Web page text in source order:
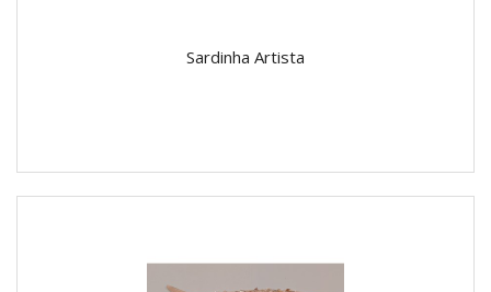
Sardinha Artista